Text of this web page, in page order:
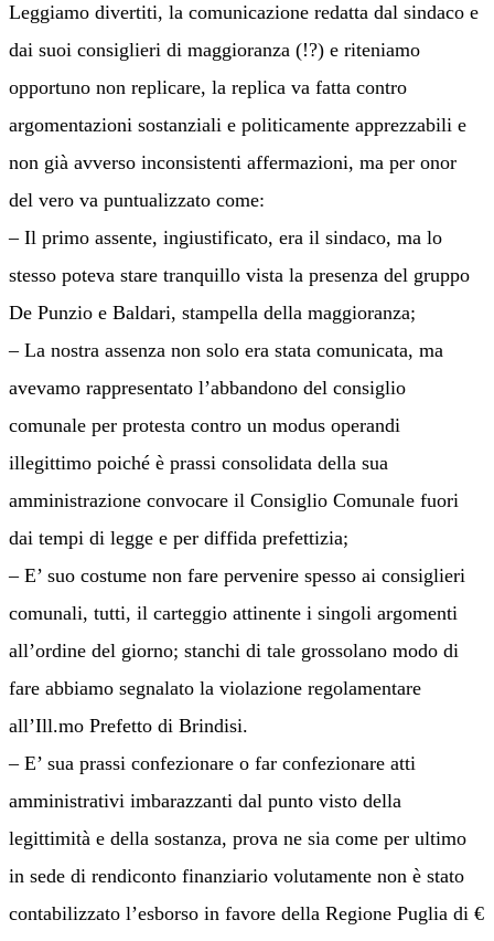
Leggiamo divertiti, la comunicazione redatta dal sindaco e
dai suoi consiglieri di maggioranza (!?) e riteniamo
opportuno non replicare, la replica va fatta contro
argomentazioni sostanziali e politicamente apprezzabili e
non già avverso inconsistenti affermazioni, ma per onor
del vero va puntualizzato come:
– Il primo assente, ingiustificato, era il sindaco, ma lo
stesso poteva stare tranquillo vista la presenza del gruppo
De Punzio e Baldari, stampella della maggioranza;
– La nostra assenza non solo era stata comunicata, ma
avevamo rappresentato l’abbandono del consiglio
comunale per protesta contro un modus operandi
illegittimo poiché è prassi consolidata della sua
amministrazione convocare il Consiglio Comunale fuori
dai tempi di legge e per diffida prefettizia;
– E’ suo costume non fare pervenire spesso ai consiglieri
comunali, tutti, il carteggio attinente i singoli argomenti
all’ordine del giorno; stanchi di tale grossolano modo di
fare abbiamo segnalato la violazione regolamentare
all’Ill.mo Prefetto di Brindisi.
– E’ sua prassi confezionare o far confezionare atti
amministrativi imbarazzanti dal punto visto della
legittimità e della sostanza, prova ne sia come per ultimo
in sede di rendiconto finanziario volutamente non è stato
contabilizzato l’esborso in favore della Regione Puglia di €